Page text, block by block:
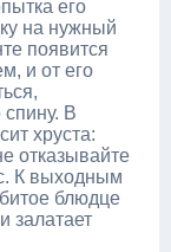
его
на нужный
появится
и от его
В
хруста:
отказывайте
К выходным
блюдце
залатает